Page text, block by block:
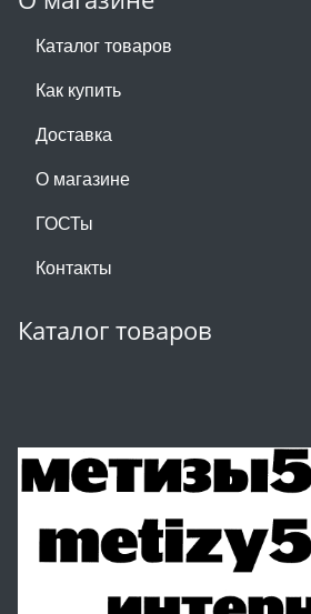
Каталог товаров
Как купить
Доставка
О магазине
ГОСТы
Контакты
Каталог товаров